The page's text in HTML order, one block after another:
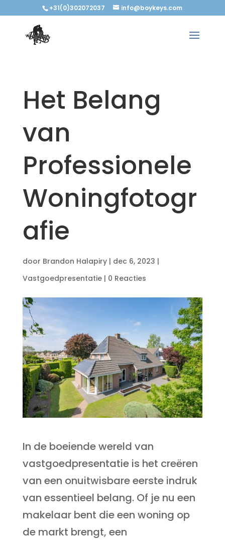
+31(0)302072037 info@boykeys.com
Het Belang
van
Professionele
Woningfotogr
afie
door Brandon Halapiry| dec 6, 2023 |
Vastgoedpresentatie| 0 Reacties
In de boeiende wereld van
vastgoedpresentatie is het creëren
van een onuitwisbare eerste indruk
van essentieel belang. Of je nu een
makelaar bent die een woning op
de markt brengt, een